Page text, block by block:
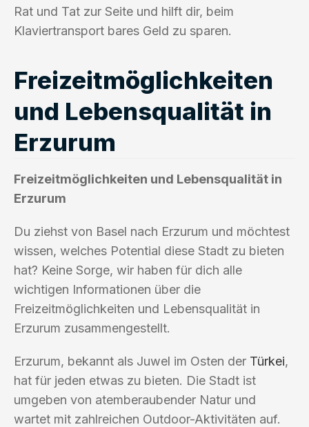
Rat und Tat zur Seite und hilft dir, beim
Klaviertransport bares Geld zu sparen.
Freizeitmöglichkeiten
und Lebensqualität in
Erzurum
Freizeitmöglichkeiten und Lebensqualität in
Erzurum
Du ziehst von Basel nach Erzurum und möchtest
wissen, welches Potential diese Stadt zu bieten
hat? Keine Sorge, wir haben für dich alle
wichtigen Informationen über die
Freizeitmöglichkeiten und Lebensqualität in
Erzurum zusammengestellt.
Erzurum, bekannt als Juwel im Osten der Türkei,
hat für jeden etwas zu bieten. Die Stadt ist
umgeben von atemberaubender Natur und
wartet mit zahlreichen Outdoor-Aktivitäten auf.